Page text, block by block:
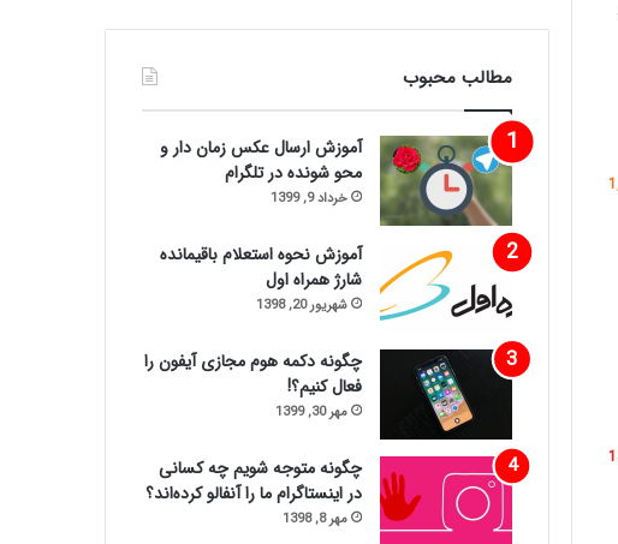
مطالب محبوب
آموزش ارسال عکس زمان دار و
محو شونده در تلگرام
خرداد 9, 1399
آموزش نحوه استعلام باقیمانده
شارژ همراه اول
شهریور 20, 1398
چگونه دکمه هوم مجازی آیفون را
فعال کنیم؟!
مهر 30, 1399
چگونه متوجه شویم چه کسانی
در اینستاگرام ما را آنفالو کرده‌اند؟
مهر 8, 1398